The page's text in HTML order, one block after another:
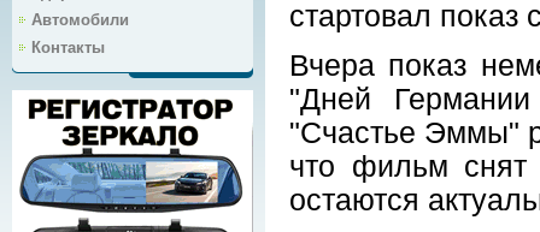
Автомобили
Контакты
стартовал
Вчера показ
"Дней
"Счастье Эммы"
что фильм снят
остаются